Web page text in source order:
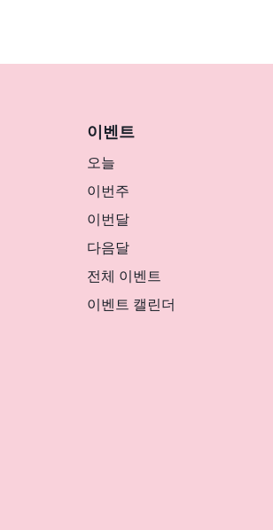
이벤트
오늘
이번주
이번달
다음달
전체 이벤트
이벤트 캘린더